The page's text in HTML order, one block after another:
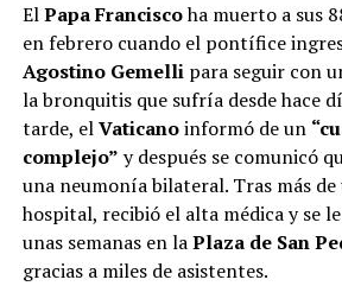
ElPapaFranciscoha muerto a sus
en febrero cuando el pontífice
Agostino Gemellipara seguir con
la bronquitis que sufría desde hace
tarde, elVaticanoinformó de un
complejo” y después se comunicó
una neumonía bilateral. Tras más de
hospital, recibió el alta médica y se
unas semanas en laPlaza de San
gracias a miles de asistentes.